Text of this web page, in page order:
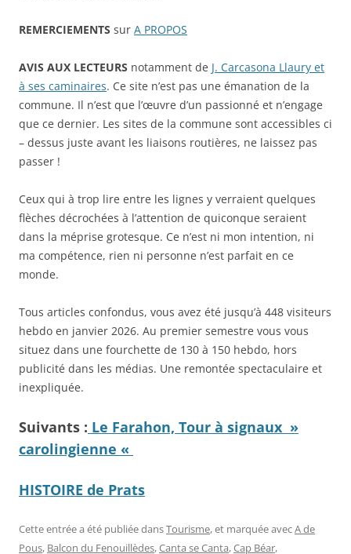
REMERCIEMENTS sur A PROPOS
AVIS AUX LECTEURS notamment de J. Carcasona Llaury et
à ses caminaires. Ce site n’est pas une émanation de la
commune. Il n’est que l’œuvre d’un passionné et n’engage
que ce dernier. Les sites de la commune sont accessibles ci
– dessus juste avant les liaisons routières, ne laissez pas
passer !
Ceux qui à trop lire entre les lignes y verraient quelques
flèches décrochées à l’attention de quiconque seraient
dans la méprise grotesque. Ce n’est ni mon intention, ni
ma compétence, rien ni personne n’est parfait en ce
monde.
Tous articles confondus, vous avez été jusqu’à 448 visiteurs
hebdo en janvier 2026. Au premier semestre vous vous
situez dans une fourchette de 130 à 150 hebdo, hors
publicité dans les médias. Une remontée spectaculaire et
inexpliquée.
Suivants : Le Farahon, Tour à signaux »
carolingienne «
HISTOIRE de Prats
Cette entrée a été publiée dansTourisme, et marquée avecA de
Pous, Balcon du Fenouillèdes,Canta se Canta,Cap Béar,